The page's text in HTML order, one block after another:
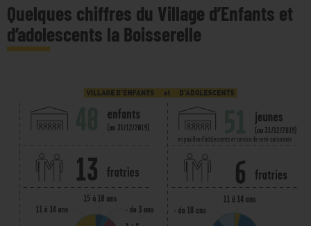
Quelques chiffres du Village d’Enfants et
d’adolescents la Boisserelle